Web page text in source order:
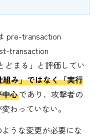
pre-transaction
transaction
どまる」と評価してい
み」ではなく「実行
心であり、攻撃者の
わっていない。
うな変更が必要にな